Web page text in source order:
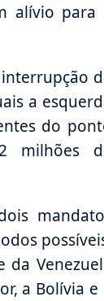
alívio para
a
do
milhões
da
a Bolívia e